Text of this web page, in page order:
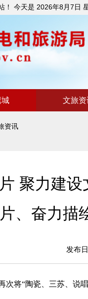
！ 今天是 2026年8月7日
城 文旅资
资讯
聚力建设
、奋力描
发布
次将“陶瓷、三苏、说